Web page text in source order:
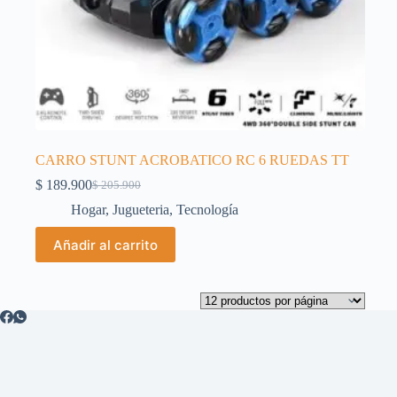
CARRO STUNT ACROBATICO RC 6 RUEDAS TT
$205.900
El
precio
original
era:
$ 205.900.
$ 189.900El
precio
actual
es:
$ 189.900.
Hogar, Jugueteria, Tecnología
Añadir al carrito